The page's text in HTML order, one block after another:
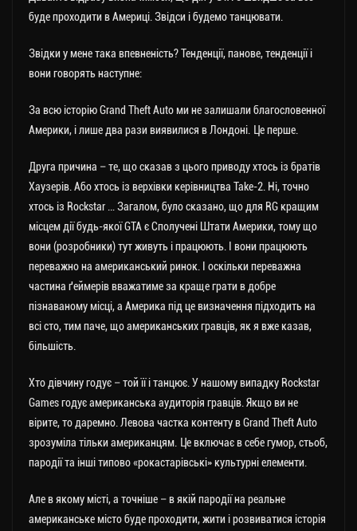
буде проходити в Америці. Звідси і будемо танцювати.
Звідки у мене така впевненість? Тенденції, панове, тенденції і
вони говорять наступне:
За всю історію Grand Theft Auto ми не залишали благословенної
Америки, і лише два рази виявилися в Лондоні. Це перше.
Друга причина – те, що сказав з цього приводу хтось із братів
Хаузерів. Або хтось із верхівки керівництва Take-2. Ні, точно
хтось із Rockstar … Загалом, було сказано, що для RG кращим
місцем дії будь-якої GTA є Сполучені Штати Америки, тому що
вони (розробники) тут живуть і працюють. І вони працюють
переважно на американський ринок. І оскільки переважна
частина ґеймерів вважатиме за краще грати в добре
пізнаваному місці, а Америка під це визначення підходить на
всі сто, тим паче, що американських гравців, як я вже казав,
більшість.
Хто дівчину годує – той її і танцює. У нашому випадку Rockstar
Games годує американська аудиторія гравців. Якщо ви не
вірите, то даремно. Левова частка контенту в Grand Theft Auto
зрозуміла тільки американцям. Це включає в себе гумор, стьоб,
пародії та інші типово «рокастарівські» культурні елементи.
Але в якому місті, а точніше – в якій пародії на реальне
американське місто буде проходити, жити і розвиватися історія